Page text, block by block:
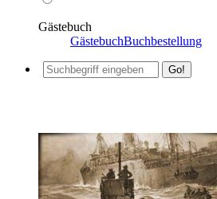
Gästebuch
GästebuchBuchbestellung